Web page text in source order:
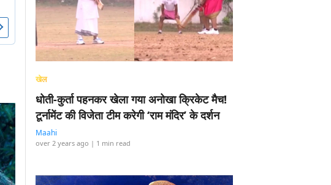
खेल
धोती-कुर्ता पहनकर खेला गया अनोखा क्रिकेट मैच!
टूर्नामेंट की विजेता टीम करेगी ‘राम मंदिर’ के दर्शन
Maahi
over 2 years ago | 1 min read